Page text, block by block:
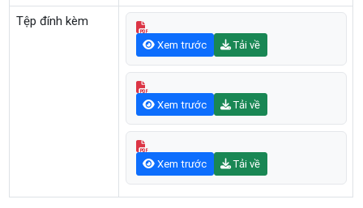
Tệp đính kèm
Xem trước Tải về
Xem trước Tải về
Xem trước Tải về